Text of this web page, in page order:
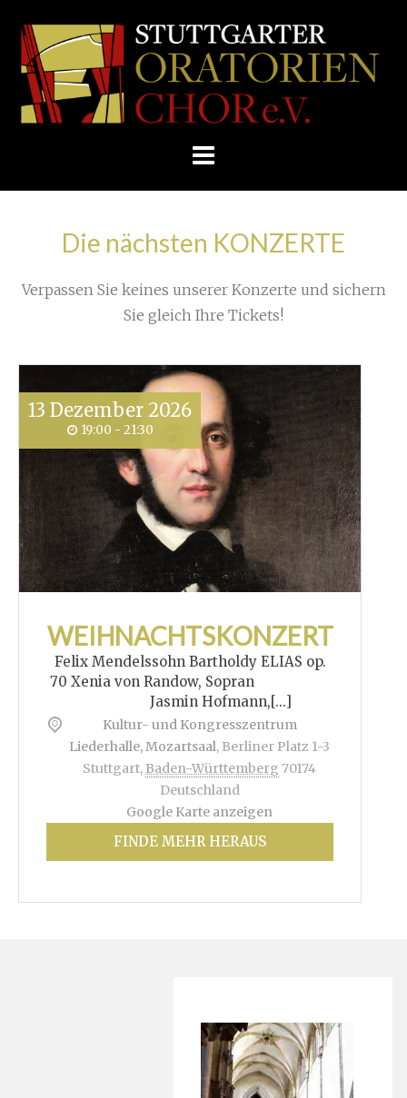
Skip
E.V.
Home Unkategorisiert » /
Die nächsten KONZERTE
Verpassen Sie keines unserer Konzerte und sichern
Sie gleich Ihre Tickets!
13 Dezember 2026
19:00 - 21:30
WEIHNACHTSKONZERT
Felix Mendelssohn Bartholdy ELIAS op.
70 Xenia von Randow, Sopran
Jasmin Hofmann,[...]
Kultur- und Kongresszentrum
Liederhalle, Mozartsaal, Berliner Platz 1-3
Stuttgart, Baden-Württemberg 70174
Deutschland
Google Karte anzeigen
FINDE MEHR HERAUS